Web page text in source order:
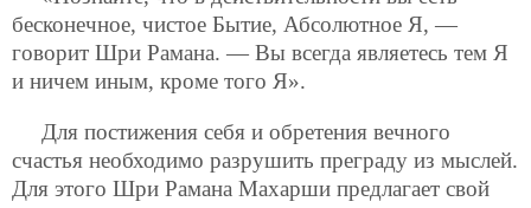
бесконечное, чистое Бытие, Абсолютное Я, —
говорит Шри Рамана. — Вы всегда являетесь тем Я
и ничем иным, кроме того Я».
Для постижения себя и обретения вечного
счастья необходимо разрушить преграду из мыслей.
Для этого Шри Рамана Махарши предлагает свой